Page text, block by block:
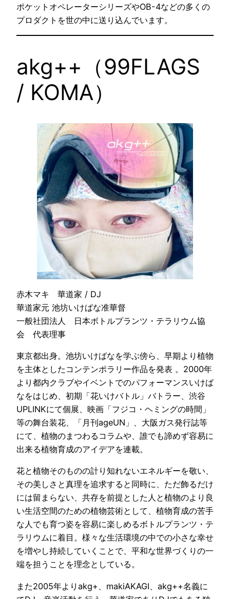
ポケットオペレーターシリーズやOB-4などの多くの
プロダクトを世の中に送り込んでいます。
akg++（99FLAGS
/ KOMA）
赤木マキ 華道家 / DJ
華道家元 池坊いけばな准華督
一般社団法人 日本ボトルプランツ・テラリウム協
会 代表理事
東京都出身。池坊いけばなを学ぶ傍ら、早期より植物
を主体としたコンテンポラリー作品を発表 。2000年
より都内クラブやイベントでのパフォーマンスいけば
なをはじめ、初期「花いけバトル」バトラー、渋谷
UPLINKにて個展、映画「フジコ・ヘミングの時間」
等の舞台装花、「月刊ageUN」、大阪ガス発行誌等
にて、植物のまつわるコラムや、誰でも諦めず容易に
出来る植物育成のアイデアを連載。
花と植物そのものの計り知れないエネルギーを敬い、
その美しさと真理を追求すると同時に、ただ飾るだけ
には留まらない、共存を前提とした人と植物のより良
い生活空間のための植物芸術として、植物育成の苦手
な人でも育つ姿を容易に楽しめるボトルプランツ・テ
ラリウムに着目。様々な生活環境の中での小さな幸せ
を増やし持続していくことで、平和な世界づくりの一
端を担うことを理念としている。
また2005年よりakg+、makiAKAGI、akg++名義に